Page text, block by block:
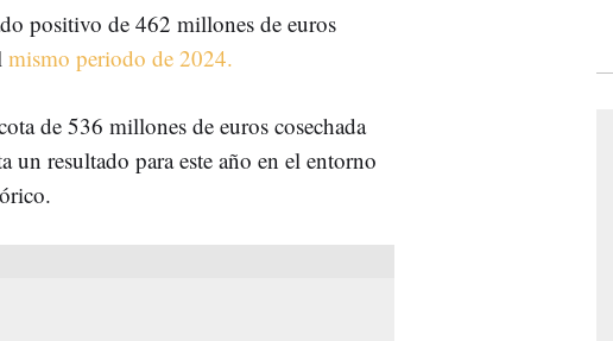
positivo de 462 millones de euros
mismo periodo de 2024.
de 536 millones de euros cosechada
un resultado para este año en el entorno